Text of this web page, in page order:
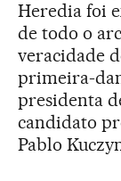
Heredia foi
de todo o
veracidade
primeira-
presidenta
candidato
Pablo